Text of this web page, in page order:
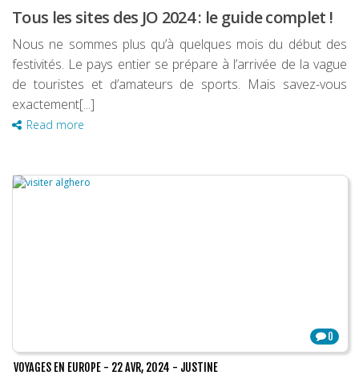
Tous les sites des JO 2024 : le guide complet !
Nous ne sommes plus qu’à quelques mois du début des
festivités. Le pays entier se prépare à l’arrivée de la vague
de touristes et d’amateurs de sports. Mais savez-vous
exactement[...]
Read more
0
VOYAGES EN EUROPE - 22 AVR, 2024 - JUSTINE